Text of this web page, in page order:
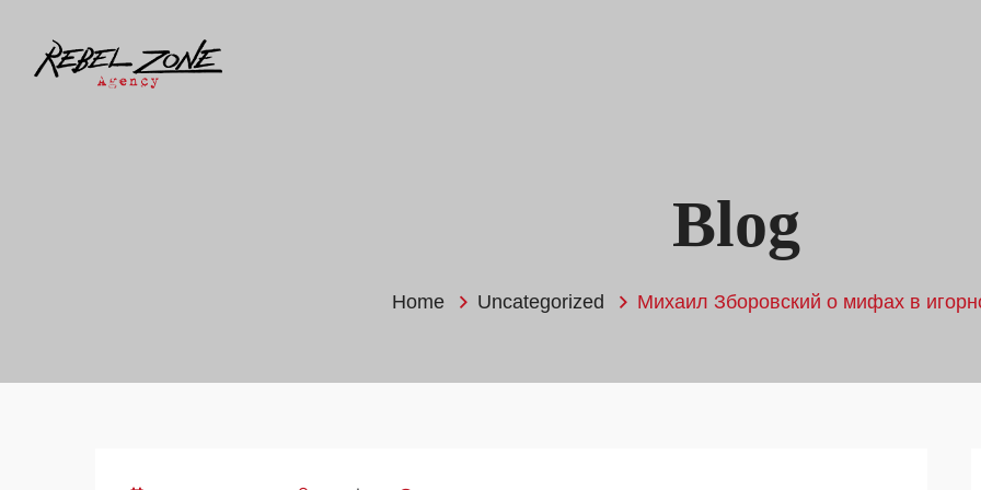
Blog
Home Uncategorized Михаил Зборовский о мифах в